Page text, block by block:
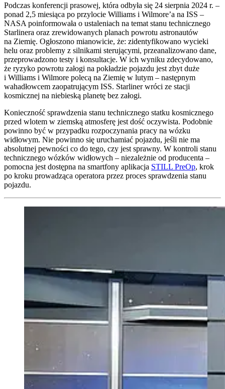
Podczas konferencji prasowej, która odbyła się 24 sierpnia 2024 r. –
ponad 2,5 miesiąca po przylocie Williams i Wilmore’a na ISS –
NASA poinformowała o ustaleniach na temat stanu technicznego
Starlinera oraz zrewidowanych planach powrotu astronautów
na Ziemię. Ogłoszono mianowicie, że: zidentyfikowano wycieki
helu oraz problemy z silnikami sterującymi, przeanalizowano dane,
przeprowadzono testy i konsultacje. W ich wyniku zdecydowano,
że ryzyko powrotu załogi na pokładzie pojazdu jest zbyt duże
i Williams i Wilmore polecą na Ziemię w lutym – następnym
wahadłowcem zaopatrującym ISS. Starliner wróci ze stacji
kosmicznej na niebieską planetę bez załogi.
Konieczność sprawdzenia stanu technicznego statku kosmicznego
przed wlotem w ziemską atmosferę jest dość oczywista. Podobnie
powinno być w przypadku rozpoczynania pracy na wózku
widłowym. Nie powinno się uruchamiać pojazdu, jeśli nie ma
absolutnej pewności co do tego, czy jest sprawny. W kontroli stanu
technicznego wózków widłowych – niezależnie od producenta –
pomocna jest dostępna na smartfony aplikacja STILL PreOp, krok
po kroku prowadząca operatora przez proces sprawdzenia stanu
pojazdu.